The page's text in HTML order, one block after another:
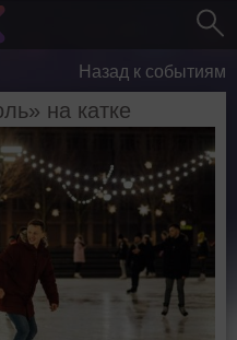
Назад к событиям
на катке